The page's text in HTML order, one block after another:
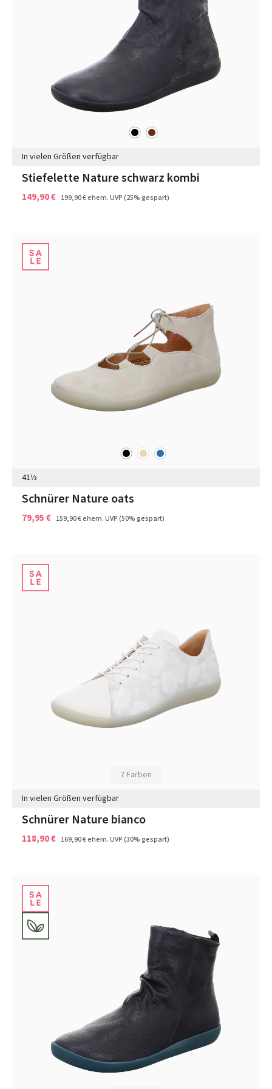
schwarz
braun
In vielen Größen verfügbar
Stiefelette Nature schwarz kombi
149,90 € 199,90 €ehem. UVP(25% gespart)
schwarzbeigeblau
41½
Schnürer Nature oats
79,95 € 159,90 €ehem. UVP(50% gespart)
7 Farben
In vielen Größen verfügbar
Schnürer Nature bianco
118,90 € 169,90 €ehem. UVP(30% gespart)